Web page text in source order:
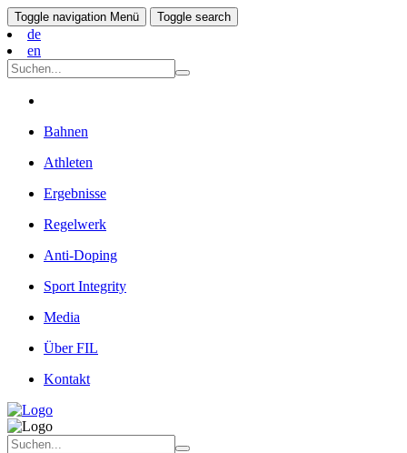
Toggle navigation Menü Toggle search
de
en
Bahnen
Athleten
Ergebnisse
Regelwerk
Anti-Doping
Sport Integrity
Media
Über FIL
Kontakt